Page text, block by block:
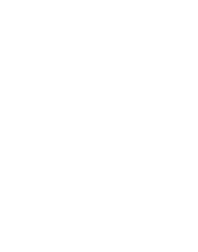
и камыш, в основном,
соединяет протока,
в 6 км от Ладожского
цвет. Лёд на озере